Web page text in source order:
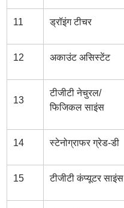
11 ड्रॉइंग टीचर
12 अकाउंट असिस्टेंट
13
टीजीटी नेचुरल/
फिजिकल साइंस
14 स्टेनोग्राफर ग्रेड-डी
15 टीजीटी कंप्यूटर साइंस